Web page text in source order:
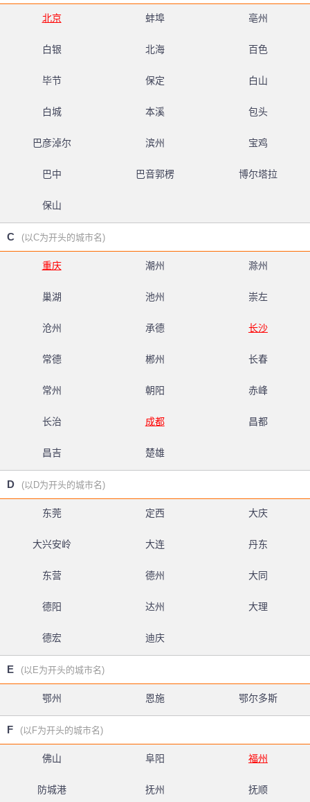
北京 蚌埠 亳州
白银 北海 百色
毕节 保定 白山
白城 本溪 包头
巴彦淖尔 滨州 宝鸡
巴中 巴音郭楞 博尔塔拉
保山
C (以C为开头的城市名)
重庆 潮州 滁州
巢湖 池州 崇左
沧州 承德 长沙
常德 郴州 长春
常州 朝阳 赤峰
长治 成都 昌都
昌吉 楚雄
D (以D为开头的城市名)
东莞 定西 大庆
大兴安岭 大连 丹东
东营 德州 大同
德阳 达州 大理
德宏 迪庆
E (以E为开头的城市名)
鄂州 恩施 鄂尔多斯
F (以F为开头的城市名)
佛山 阜阳 福州
防城港 抚州 抚顺